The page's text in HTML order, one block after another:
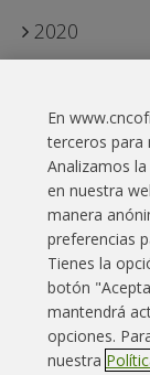
2020
2018
Enlaces
Política
En
terceros para
Analizamos
en nuestra
manera
preferencias
Tienes la
botón
mantendrá
opciones.
nuestra